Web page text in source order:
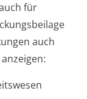
für
auch